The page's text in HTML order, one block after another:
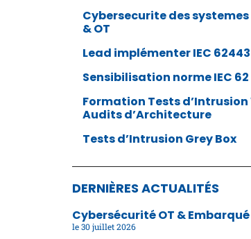
Cybersecurite des
& OT
Lead implémenter IEC 62443
Sensibilisation norme IEC 62
Formation Tests d’Intrusion
Audits d’Architecture
Tests d’Intrusion Grey Box
DERNIÈRES ACTUALITÉS
Cybersécurité OT & Embarqué
30 juillet 2026